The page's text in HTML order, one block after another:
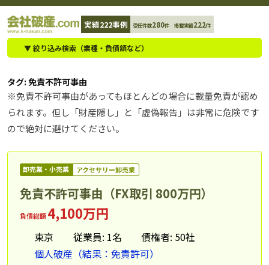
ン
キ
実績222事例 受任件数280件 掲載実績222件
▼ 絞り込み検索（業種・負債額など）
タグ:免責不許可事由
※免責不許可事由があってもほとんどの場合に裁量免責が認め
られます。但し「財産隠し」と「虚偽報告」は非常に危険です
ので絶対に避けてください。
卸売業・小売業 アクセサリー卸売業
免責不許可事由（FX取引 800万円）
負債総額4,100万円
東京 従業員: 1名
債権者: 50社
個人破産（結果：免責許可）